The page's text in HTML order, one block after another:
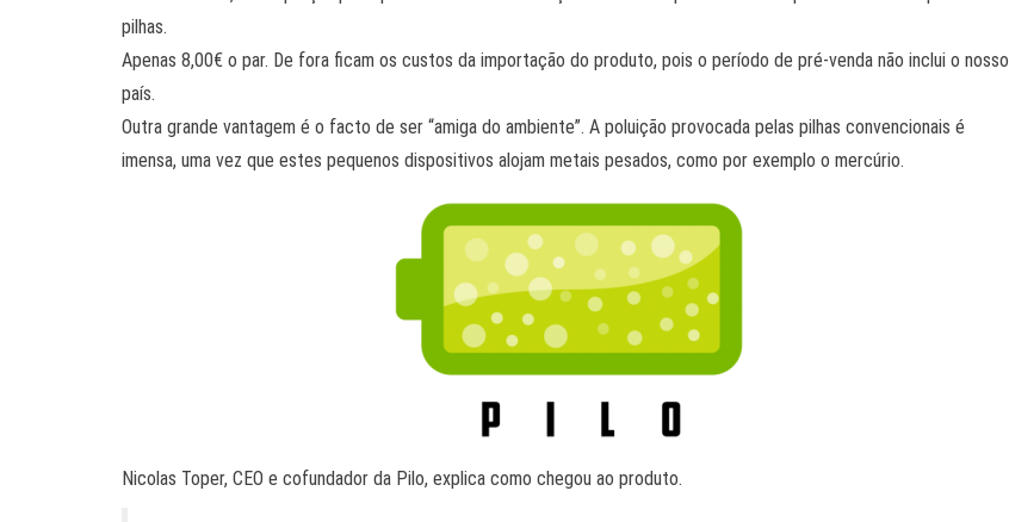
pilhas.
Apenas 8,00€ o par. De fora ficam os custos da importação do produto, pois o período de pré-venda não inclui o nosso
país.
Outra grande vantagem é o facto de ser “amiga do ambiente”. A poluição provocada pelas pilhas convencionais é
imensa, uma vez que estes pequenos dispositivos alojam metais pesados, como por exemplo o mercúrio.
Nicolas Toper, CEO e cofundador da Pilo, explica como chegou ao produto.